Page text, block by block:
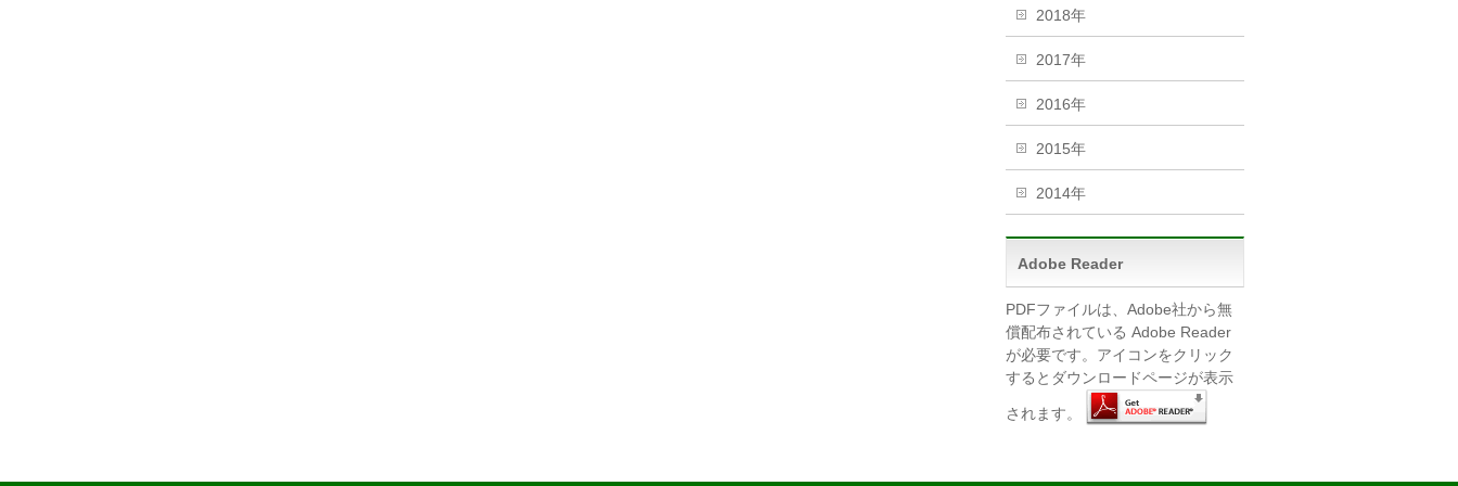
2018年
2017年
2016年
2015年
2014年
Adobe Reader
PDFファイルは、Adobe社から無
償配布されている Adobe Reader
が必要です。アイコンをクリック
するとダウンロードページが表示
されます。